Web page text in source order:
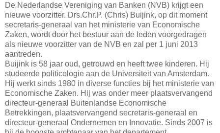
De Nederlandse Vereniging van Banken (NVB) krijgt een
nieuwe voorzitter. Drs.Chr.P. (Chris) Buijink, op dit moment
secretaris-generaal van het ministerie van Economische
Zaken, wordt door het bestuur aan de leden voorgedragen
als nieuwe voorzitter van de NVB en zal per 1 juni 2013
aantreden.
Buijink is 58 jaar oud, getrouwd en heeft twee kinderen. Hij
studeerde politicologie aan de Universiteit van Amsterdam.
Hij werkt sinds 1980 in diverse functies bij het ministerie van
Economische Zaken. Hij was onder meer plaatsvervangend
directeur-generaal Buitenlandse Economische
Betrekkingen, plaatsvervangend secretaris-generaal en
directeur-generaal Ondernemen en Innovatie. Sinds 2007 is